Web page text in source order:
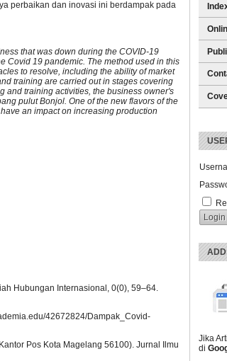
ADD
Jika
di
perbaikan dan inovasi ini berdampak pada
that was down during the COVID-19
Covid 19 pandemic. The method used in this
to resolve, including the ability of market
training are carried out in stages covering
and training activities, the business owner's
pulut Bonjol. One of the new flavors of the
an impact on increasing production
Hubungan Internasional, 0(0), 59–64.
42672824/Dampak_Covid-
Pos Kota Magelang 56100). Jurnal Ilmu